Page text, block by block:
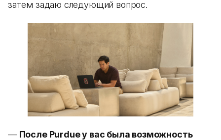
затем задаю следующий вопрос.
— После Purdue у вас была возможность